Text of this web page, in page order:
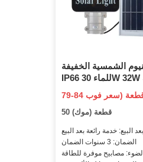
الشمسية الخفيفة
IP66 للماء 30W 32W ضوء الحديقة
في الهواء الطلق
50 قطعة (موك)
البيع: خدمة رائعة بعد البيع
الضمان: 3 سنوات الضمان
مصابيح موفرة للطاقة